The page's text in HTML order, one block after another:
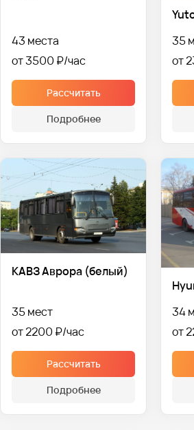
43 места
от 3500 ₽
Рассчитать
Подробнее
35
от
КАВЗ Аврора (белый)
35 мест
от 2200 ₽
Рассчитать
Подробнее
34
от